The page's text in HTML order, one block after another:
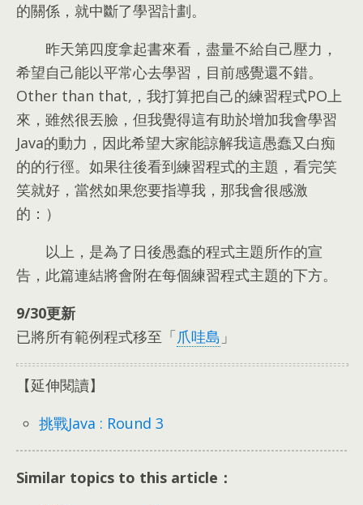
的關係 ， 就中斷了學習計劃。
昨天第四度拿起書來看 ， 盡量不給自己壓力 ，
希望自己能以平常心去學習 ， 目前感覺還不錯。
Other than that,， 我打算把自己的練習程式PO上
來 ， 雖然很丟臉 ， 但我覺得這有助於增加我會學習
Java的動力 ， 因此希望大家能諒解我這愚蠢又白痴
的的行徑。 如果往後看到練習程式的主題 ， 看完笑
笑就好 ， 當然如果您要指導我 ， 那我會很感激
的 ：）
以上 ，是為了日後愚蠢的程式主題所作的宣
告，此篇連結將會附在每個練習程式主題的下方。
9/30更新
已將所有範例程式移至「爪哇島 」
【延伸閱讀】
挑戰Java : Round 3
Similar topics to this article：